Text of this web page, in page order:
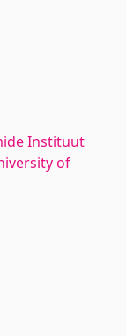
Instituut
of